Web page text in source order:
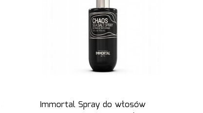
Immortal Spray do włosów